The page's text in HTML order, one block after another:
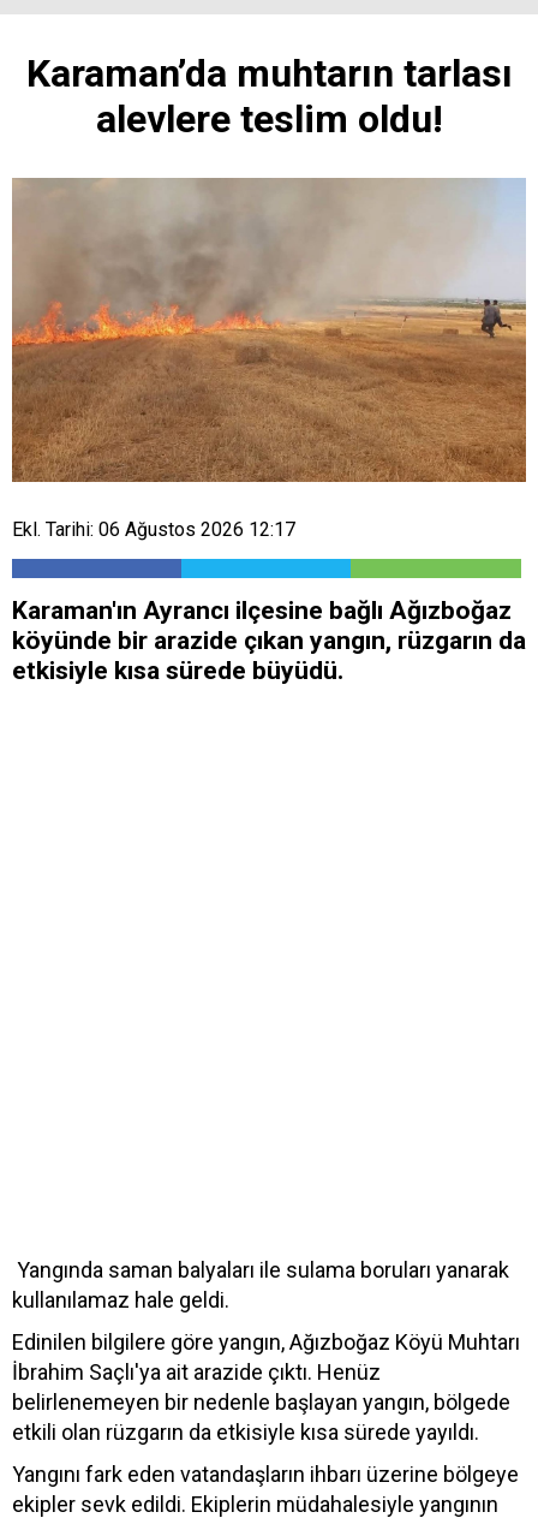
Karaman’da muhtarın tarlası
alevlere teslim oldu!
Ekl. Tarihi: 06 Ağustos 2026 12:17
Karaman'ın Ayrancı ilçesine bağlı Ağızboğaz
köyünde bir arazide çıkan yangın, rüzgarın da
etkisiyle kısa sürede büyüdü.
Yangında saman balyaları ile sulama boruları yanarak
kullanılamaz hale geldi.
Edinilen bilgilere göre yangın, Ağızboğaz Köyü Muhtarı
İbrahim Saçlı'ya ait arazide çıktı. Henüz
belirlenemeyen bir nedenle başlayan yangın, bölgede
etkili olan rüzgarın da etkisiyle kısa sürede yayıldı.
Yangını fark eden vatandaşların ihbarı üzerine bölgeye
ekipler sevk edildi. Ekiplerin müdahalesiyle yangının